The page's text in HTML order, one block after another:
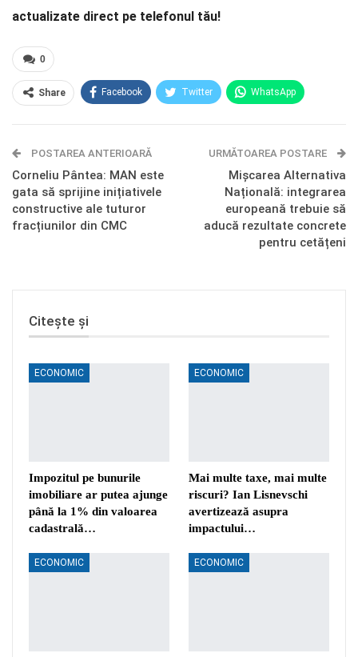
actualizate direct pe telefonul tău!
0
Share Facebook Twitter WhatsApp
Telegram OK.ru
POSTAREA ANTERIOARĂ
Corneliu Pântea: MAN este
gata să sprijine inițiativele
constructive ale tuturor
fracțiunilor din CMC
URMĂTOAREA POSTARE
Mișcarea Alternativa
Națională: integrarea
europeană trebuie să
aducă rezultate concrete
pentru cetățeni
Citește și
ECONOMIC
Impozitul pe bunurile
imobiliare ar putea ajunge
până la 1% din valoarea
cadastrală…
ECONOMIC
Mai multe taxe, mai multe
riscuri? Ian Lisnevschi
avertizează asupra
impactului…
ECONOMIC ECONOMIC